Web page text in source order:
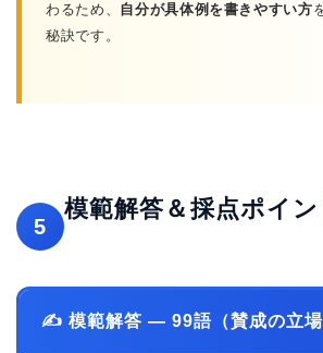
わるため、 自分が具体例を書きやすい方
秘訣です。
5
模範解答＆採点ポイン
✍️ 模範解答 — 99語（賛成の立場